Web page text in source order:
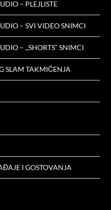
– PLEJLISTE
– SVI VIDEO SNIMCI
– ,,SHORTS“ SNIMCI
SLAM TAKMIČENJA
I GOSTOVANJA